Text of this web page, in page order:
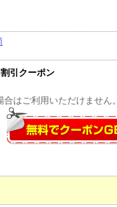
引クーポン
はご利用いただけません。